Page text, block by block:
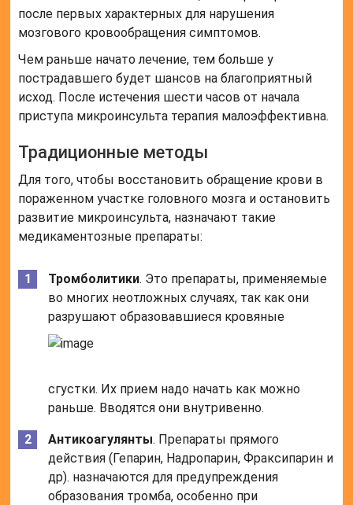
после первых характерных для нарушения
мозгового кровообращения симптомов.
Чем раньше начато лечение, тем больше у
пострадавшего будет шансов на благоприятный
исход. После истечения шести часов от начала
приступа микроинсульта терапия малоэффективна.
Традиционные методы
Для того, чтобы восстановить обращение крови в
пораженном участке головного мозга и остановить
развитие микроинсульта, назначают такие
медикаментозные препараты:
Тромболитики. Это препараты, применяемые
во многих неотложных случаях, так как они
разрушают образовавшиеся кровяные
сгустки. Их прием надо начать как можно
раньше. Вводятся они внутривенно.
Антикоагулянты. Препараты прямого
действия (Гепарин, Надропарин, Фраксипарин и
др). назначаются для предупреждения
образования тромба, особенно при